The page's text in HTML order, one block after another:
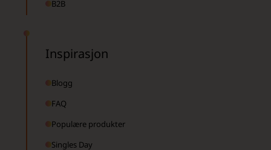
B2B
Inspirasjon
Blogg
FAQ
Populære produkter
Singles Day